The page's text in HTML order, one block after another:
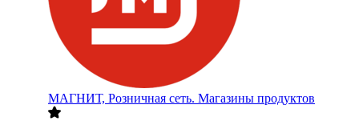
МАГНИТ, Розничная сеть. Магазины продуктов